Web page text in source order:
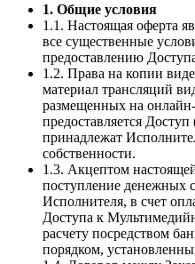
1. Общие условия
1.1. Настоящая оферта
все существенные
предоставлению
1.2. Права на копии
материал трансляций
размещенных на
предоставляется
принадлежат
собственности.
1.3. Акцептом
поступление денежных
Исполнителя, в счет
Доступа к
расчету посредством
порядком,